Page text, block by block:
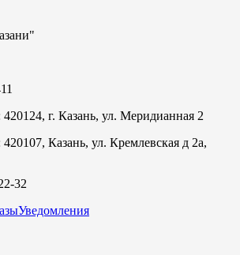
г. Казань, ул. Меридианная 2
Казань, ул. Кремлевская д 2а,
32
Уведомления